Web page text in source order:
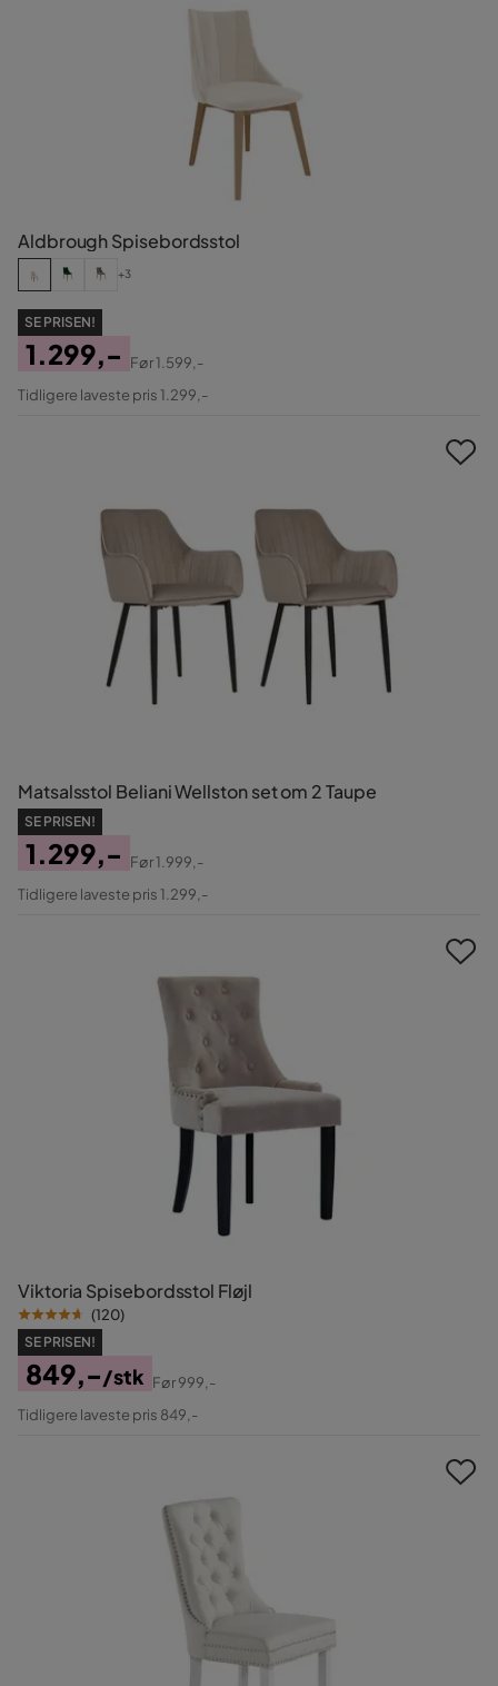
Aldbrough Spisebordsstol
+3
SE PRISEN!
Pris
1.299,-
Original
Før1.599,-
Tidligere laveste pris 1.299,-
Matsalsstol Beliani Wellston set om 2 Taupe
SE PRISEN!
Pris
1.299,-
Original
Før1.999,-
Tidligere laveste pris 1.299,-
Viktoria Spisebordsstol Fløjl
(120)
SE PRISEN!
Pris
849,-/stk
Original
Før999,-
Tidligere laveste pris 849,-